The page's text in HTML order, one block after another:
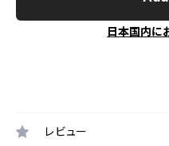
日本国内に
レビュー